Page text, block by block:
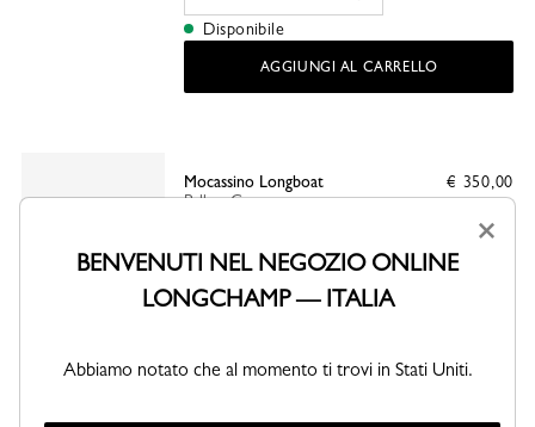
Disponibile
AGGIUNGI AL CARRELLO
Mocassino Longboat
Pelle - Cognac
€ 350,00
Disponibile
×
BENVENUTI NEL NEGOZIO ONLINE
LONGCHAMP — ITALIA
Abbiamo notato che al momento ti trovi in Stati Uniti.